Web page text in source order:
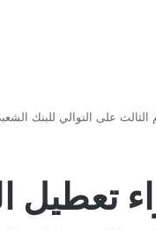
على التوالي للبنك